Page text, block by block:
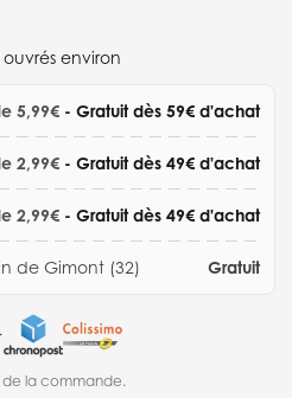
ouvrés environ
5,99€ - Gratuit dès 59€ d'achat
2,99€ - Gratuit dès 49€ d'achat
2,99€ - Gratuit dès 49€ d'achat
de Gimont (32) Gratuit
de la commande.